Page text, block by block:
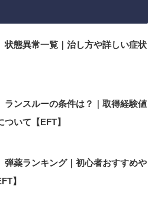
状態異常一覧｜治し方や詳しい症状
ランスルーの条件は？｜取得経験値
いて【EFT】
弾薬ランキング｜初心者おすすめや
】